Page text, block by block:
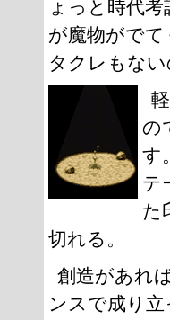
ょっと時代
が魔物がでて
タクレもない
の
す
テ
た
切れる。
創造があれ
ンスで成り